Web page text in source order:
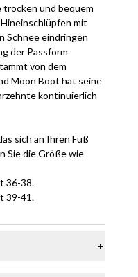
und bequem
mit
Schnee eindringen
der Passform
von dem
Moon Boot hat seine
kontinuierlich
sich an Ihren Fuß
Sie die Größe wie
36-38.
39-41.